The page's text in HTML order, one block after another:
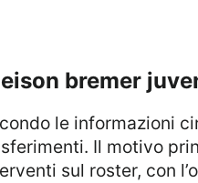
bremer
le informazioni
Il motivo
sul roster, con